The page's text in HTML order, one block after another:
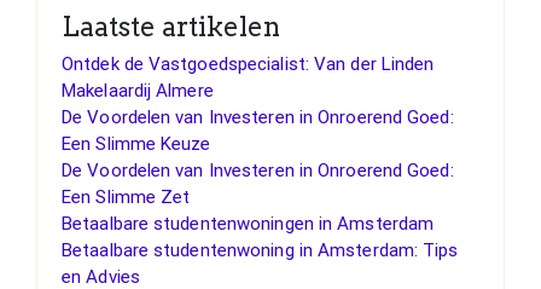
Laatste artikelen
Ontdek de Vastgoedspecialist: Van der Linden
Makelaardij Almere
De Voordelen van Investeren in Onroerend Goed:
Een Slimme Keuze
De Voordelen van Investeren in Onroerend Goed:
Een Slimme Zet
Betaalbare studentenwoningen in Amsterdam
Betaalbare studentenwoning in Amsterdam: Tips
en Advies